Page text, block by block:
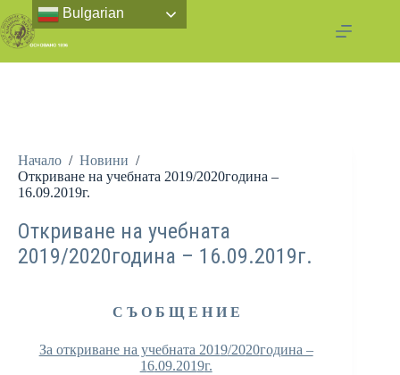
Начало / Новини /
Откриване на учебната 2019/2020година –
16.09.2019г.
Откриване на учебната
2019/2020година – 16.09.2019г.
С Ъ О Б Щ Е Н И Е
За откриване на учебната 2019/2020година –
16.09.2019г.
Bulgarian